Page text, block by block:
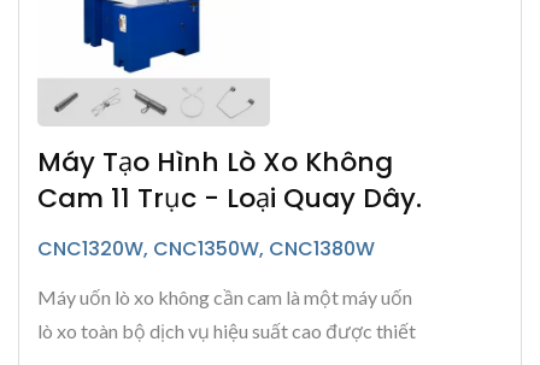
Máy Tạo Hình Lò Xo Không
Cam 11 Trục - Loại Quay Dây.
CNC1320W, CNC1350W, CNC1380W
Máy uốn lò xo không cần cam là một máy uốn
lò xo toàn bộ dịch vụ hiệu suất cao được thiết